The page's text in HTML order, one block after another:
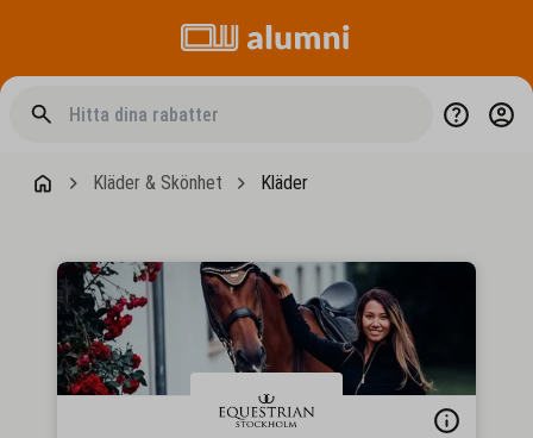
Kläder & Skönhet Kläder